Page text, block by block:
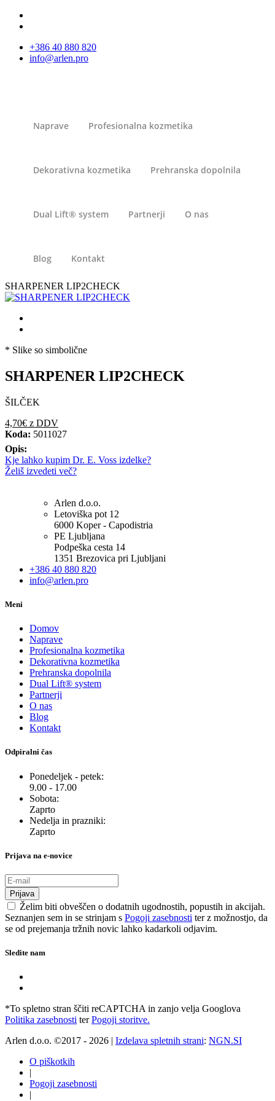
+386 40 880 820
info@arlen.pro
Naprave Profesionalna kozmetika
Dekorativna kozmetika Prehranska dopolnila
Dual Lift® system Partnerji O nas
Blog Kontakt
SHARPENER LIP2CHECK
* Slike so simbolične
SHARPENER LIP2CHECK
ŠILČEK
4,70€ z DDV
Koda: 5011027
Opis:
Kje lahko kupim Dr. E. Voss izdelke?
Želiš izvedeti več?
Arlen d.o.o.
Letoviška pot 12
6000 Koper - Capodistria
PE Ljubljana
Podpeška cesta 14
1351 Brezovica pri Ljubljani
+386 40 880 820
info@arlen.pro
Meni
Domov
Naprave
Profesionalna kozmetika
Dekorativna kozmetika
Prehranska dopolnila
Dual Lift® system
Partnerji
O nas
Blog
Kontakt
Odpiralni čas
Ponedeljek - petek:
9.00 - 17.00
Sobota:
Zaprto
Nedelja in prazniki:
Zaprto
Prijava na e-novice
Prijava
Želim biti obveščen o dodatnih ugodnostih, popustih in akcijah.
Seznanjen sem in se strinjam s Pogoji zasebnosti ter z možnostjo, da
se od prejemanja tržnih novic lahko kadarkoli odjavim.
Sledite nam
*To spletno stran ščiti reCAPTCHA in zanjo velja Googlova
Politika zasebnosti terPogoji storitve.
Arlen d.o.o. ©2017 - 2026 | Izdelava spletnih strani: NGN.SI
O piškotkih
|
Pogoji zasebnosti
|